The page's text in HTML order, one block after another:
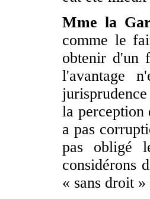
Mme la
comme le
obtenir d'un
l'avantage
la perception
a pas
pas obligé
considérons
« sans droit